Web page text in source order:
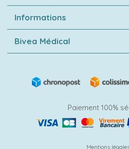
Informations
Bivea Médical
Paiement 100%
Mentions